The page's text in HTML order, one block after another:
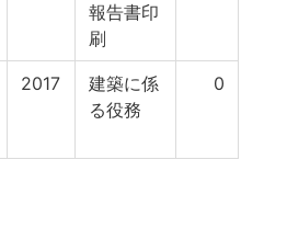
報告書印
刷
2017
建築に係
る役務
0